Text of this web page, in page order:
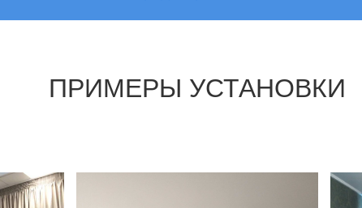
ПРИМЕРЫ УСТАНОВКИ